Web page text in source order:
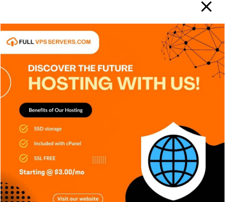
APPS DISPOSITIVOS
NOTICIAS
RETRO
SERIES
SIN CATEGORÍA
SISTEMA OPERATIVO
TECNOLOGÍA
Edge AI: Inteligencia Artificial toma